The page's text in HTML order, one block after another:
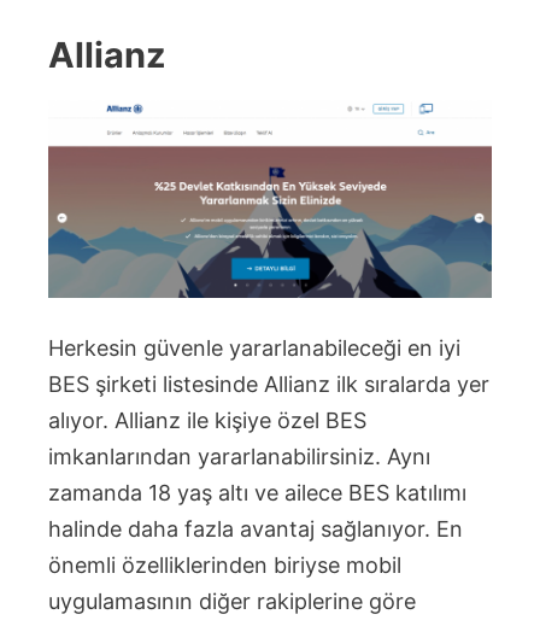
Allianz
Herkesin güvenle yararlanabileceği en iyi
BES şirketi listesinde Allianz ilk sıralarda yer
alıyor. Allianz ile kişiye özel BES
imkanlarından yararlanabilirsiniz. Aynı
zamanda 18 yaş altı ve ailece BES katılımı
halinde daha fazla avantaj sağlanıyor. En
önemli özelliklerinden biriyse mobil
uygulamasının diğer rakiplerine göre